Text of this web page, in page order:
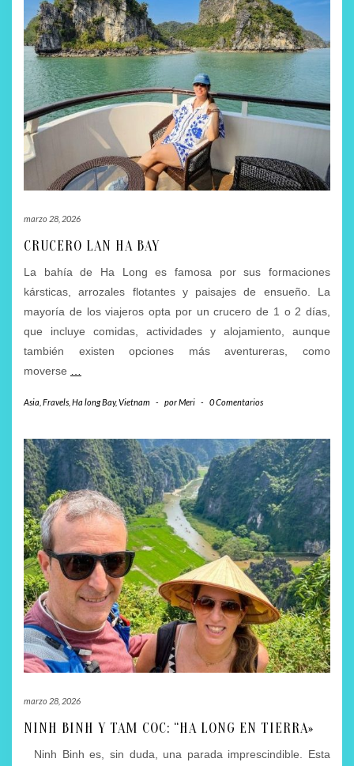
marzo 28, 2026
CRUCERO LAN HA BAY
La bahía de Ha Long es famosa por sus formaciones
kársticas, arrozales flotantes y paisajes de ensueño. La
mayoría de los viajeros opta por un crucero de 1 o 2 días,
que incluye comidas, actividades y alojamiento, aunque
también existen opciones más aventureras, como
moverse …
Asia Fravels Ha long Bay,Vietnam - porMeri - 0 Comentarios
marzo 28, 2026
NINH BINH Y TAM COC: “HA LONG EN TIERRA»
Ninh Binh es, sin duda, una parada imprescindible. Esta